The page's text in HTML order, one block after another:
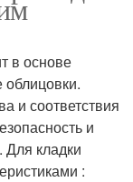
в основе
облицовки.
и соответствия
и
Для кладки
: